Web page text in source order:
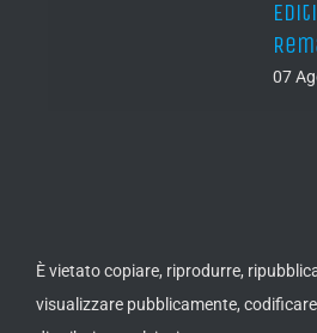
07
È vietato copiare, riprodurre,
visualizzare pubblicamente,